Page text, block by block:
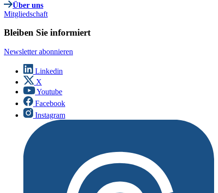
Über uns
Mitgliedschaft
Bleiben Sie informiert
Newsletter abonnieren
Linkedin
X
Youtube
Facebook
Instagram